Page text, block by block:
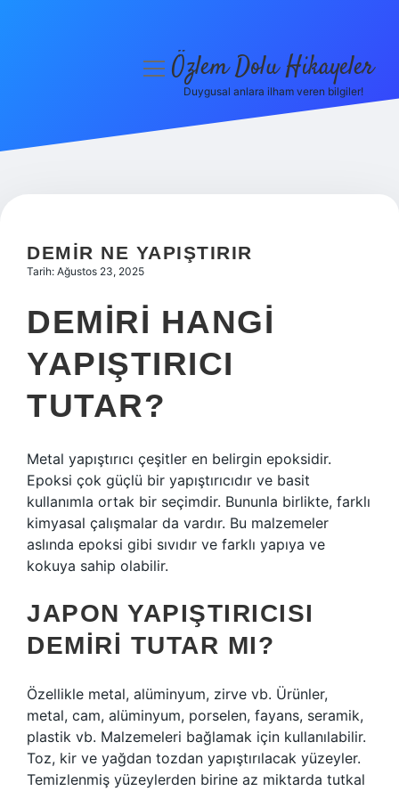
Hakkımızda
menüyüÖzlem Dolu Hikayeler
Duygusal anlara ilham veren bilgiler!
DEMIR NE YAPIŞTIRIR
Tarih: Ağustos 23, 2025
DEMIRI HANGI
YAPIŞTIRICI
TUTAR?
Metal yapıştırıcı çeşitler en belirgin epoksidir.
Epoksi çok güçlü bir yapıştırıcıdır ve basit
kullanımla ortak bir seçimdir. Bununla birlikte, farklı
kimyasal çalışmalar da vardır. Bu malzemeler
aslında epoksi gibi sıvıdır ve farklı yapıya ve
kokuya sahip olabilir.
JAPON YAPIŞTIRICISI
DEMIRI TUTAR MI?
Özellikle metal, alüminyum, zirve vb. Ürünler,
metal, cam, alüminyum, porselen, fayans, seramik,
plastik vb. Malzemeleri bağlamak için kullanılabilir.
Toz, kir ve yağdan tozdan yapıştırılacak yüzeyler.
Temizlenmiş yüzeylerden birine az miktarda tutkal